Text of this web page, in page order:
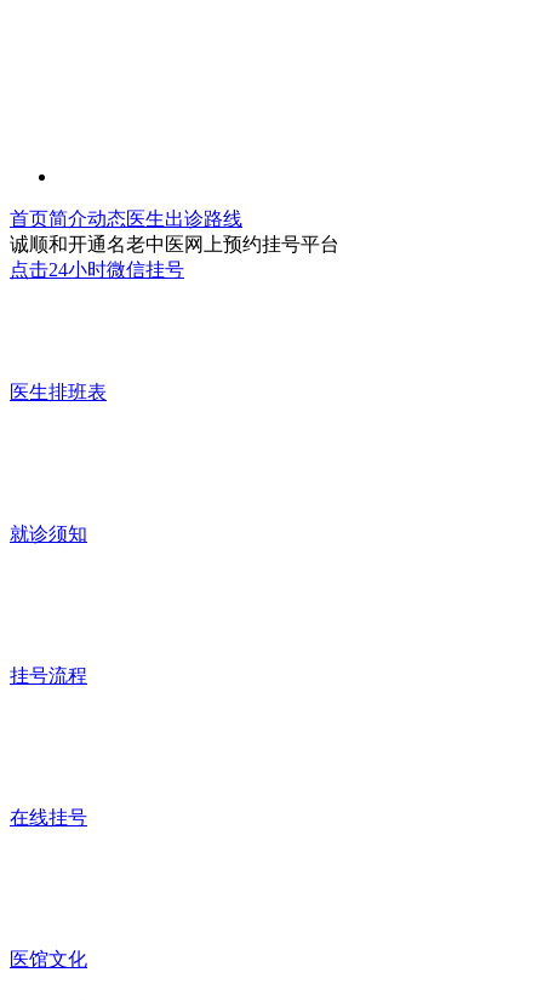
首页简介动态医生出诊路线
诚顺和开通名老中医网上预约挂号平台
点击24小时微信挂号
医生排班表
就诊须知
挂号流程
在线挂号
医馆文化